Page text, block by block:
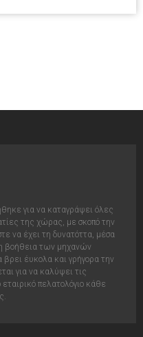
για να καταγράψει όλες
της χώρας, με σκοπό την
να έχει τη δυνατόττα, μέσα
βοήθεια των μηχανών
βρει έυκολα και γρήγορα την
για να καλύψει τις
πελατολόγιο κάθε